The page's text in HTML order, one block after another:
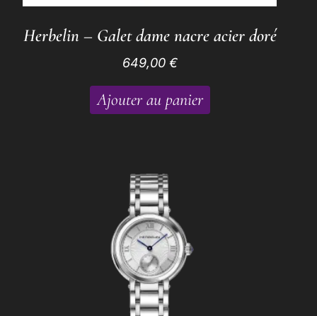
Herbelin – Galet dame nacre acier doré
649,00 €
Ajouter au panier